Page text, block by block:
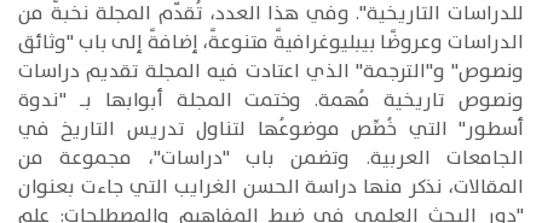
للدراسات التاريخية". وفي هذا العدد، تُقدّم المجلة نخبةً من
الدراسات وعروضًا بيبليوغرافيةً متنوعةً، إضافةً إلى باب "وثائق
ونصوص" و"الترجمة" الذي اعتادت فيه المجلة تقديم دراسات
ونصوص تاريخية مُهمة. وختمت المجلة أبوابها بـ "ندوة
أسطور" التي خُصِّص موضوعُها لتناول تدريس التاريخ في
الجامعات العربية. وتضمن باب "دراسات"، مجموعة من
المقالات، نذكر منها دراسة الحسن الغرايب التي جاءت بعنوان
"دور البحث العلمي في ضبط المفاهيم والمصطلحات: علم